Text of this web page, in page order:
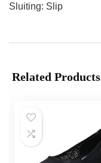
Sluiting: Slip
Related Products